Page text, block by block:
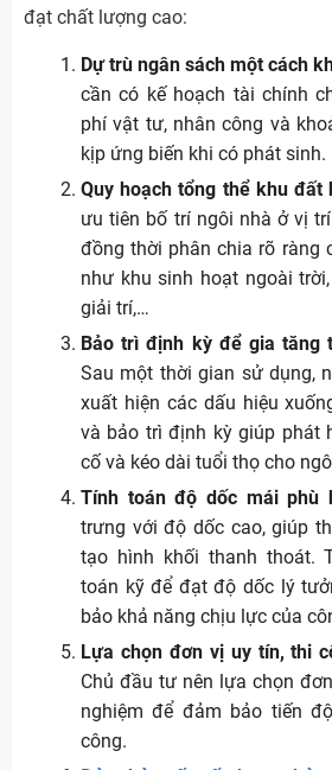
đạt chất lượng cao:
Dự trù ngân sách một cách
cần có kế hoạch tài chính
phí vật tư, nhân công và
kịp ứng biến khi có phát sinh.
Quy hoạch tổng thể khu đất
ưu tiên bố trí ngôi nhà ở vị
đồng thời phân chia rõ ràng
như khu sinh hoạt ngoài
giải trí,…
Bảo trì định kỳ để gia tăng
Sau một thời gian sử dụng,
xuất hiện các dấu hiệu
và bảo trì định kỳ giúp phát
cố và kéo dài tuổi thọ cho
Tính toán độ dốc mái phù
trưng với độ dốc cao, giúp
tạo hình khối thanh thoát.
toán kỹ để đạt độ dốc lý
bảo khả năng chịu lực của
Lựa chọn đơn vị uy tín, thi
Chủ đầu tư nên lựa chọn
nghiệm để đảm bảo tiến
công.